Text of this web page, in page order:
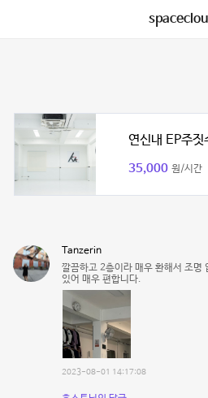
연신내 EP주짓
35,000 원/시간
Tanzerin
깔끔하고 2층이라 매우 환해서 조명
있어 매우 편합니다.
2023-08-01 14:17:08